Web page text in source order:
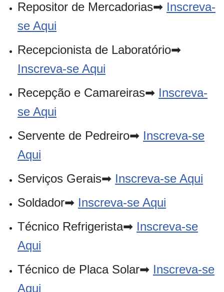
Repositor de Mercadorias➡ Inscreva-
se Aqui
Recepcionista de Laboratório➡
Inscreva-se Aqui
Recepção e Camareiras➡ Inscreva-
se Aqui
Servente de Pedreiro➡ Inscreva-se
Aqui
Serviços Gerais➡ Inscreva-se Aqui
Soldador➡ Inscreva-se Aqui
Técnico Refrigerista➡ Inscreva-se
Aqui
Técnico de Placa Solar➡ Inscreva-se
Aqui